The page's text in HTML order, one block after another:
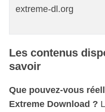
extreme-dl.org
Les contenus
savoir
Que pouvez-vous
Extreme Download ?